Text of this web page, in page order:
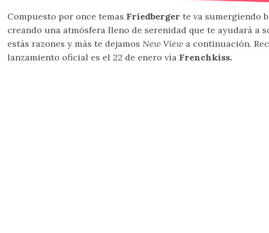
Compuesto por once temas Friedberger te va sumergiendo
creando una atmósfera lleno de serenidad que te ayudará a
estás razones y más te dejamos New View a continuación.
lanzamiento oficial es el 22 de enero vía Frenchkiss.